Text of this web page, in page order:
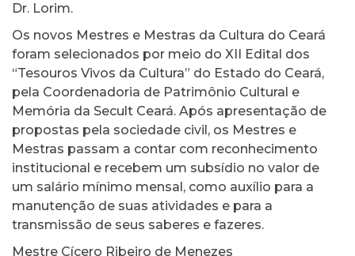
Dr. Lorim.
Os novos Mestres e Mestras da Cultura do Ceará
foram selecionados por meio do XII Edital dos
“Tesouros Vivos da Cultura” do Estado do Ceará,
pela Coordenadoria de Patrimônio Cultural e
Memória da Secult Ceará. Após apresentação de
propostas pela sociedade civil, os Mestres e
Mestras passam a contar com reconhecimento
institucional e recebem um subsídio no valor de
um salário mínimo mensal, como auxílio para a
manutenção de suas atividades e para a
transmissão de seus saberes e fazeres.
Mestre Cícero Ribeiro de Menezes